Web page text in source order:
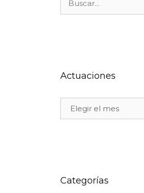
Actuaciones
Categorías